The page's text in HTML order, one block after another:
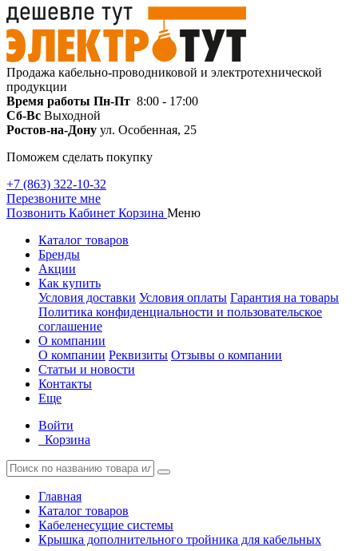
Продажа кабельно-проводниковой и электротехнической
продукции
Время работы Пн-Пт 8:00 - 17:00
Сб-Вс Выходной
Ростов-на-Дону ул. Особенная, 25
Поможем сделать покупку
+7 (863) 322-10-32
Перезвоните мне
Позвонить Кабинет Корзина Меню
Каталог товаров
Бренды
Акции
Как купить
Условия доставки Условия оплаты Гарантия на товары
Политика конфиденциальности и пользовательское
соглашение
О компании
О компании Реквизиты Отзывы о компании
Статьи и новости
Контакты
Еще
Войти
Корзина
Главная
Каталог товаров
Кабеленесущие системы
Крышка дополнительного тройника для кабельных